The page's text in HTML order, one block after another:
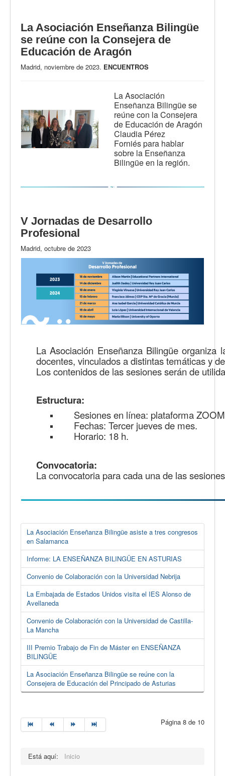
La Asociación Enseñanza Bilingüe
se reúne con la Consejera de
Educación de Aragón
Madrid, noviembre de 2023. ENCUENTROS
La Asociación
Enseñanza Bilingüe se
reúne con la Consejera
de Educación de Aragón
Claudia Pérez
Forniéspara hablar
sobre la Enseñanza
Bilingüeen la región.
V Jornadas de Desarrollo
Profesional
Madrid, octubre de 2023
La Asociación Enseñanza Bilingüe
docentes, vinculados a distintas temáticas y
Los contenidos de las sesiones serán de
Estructura:
Sesiones en línea: plataforma
Fechas: Tercer jueves de mes.
Horario: 18 h.
Convocatoria:
La convocatoria para cada una de las
La Asociación Enseñanza Bilingüe asiste a tres congresos
en Salamanca
Informe: LA ENSEÑANZA BILINGÜE EN ASTURIAS
Convenio de Colaboración con la Universidad Nebrija
La Embajada de Estados Unidos visita el IES Alonso de
Avellaneda
Convenio de Colaboración con la Universidad de Castilla-
La Mancha
III Premio Trabajo de Fin de Máster en ENSEÑANZA
BILINGÜE
La Asociación Enseñanza Bilingüe se reúne con la
Consejera de Educación del Principado de Asturias
Página 8 de 10
Está aquí: Inicio